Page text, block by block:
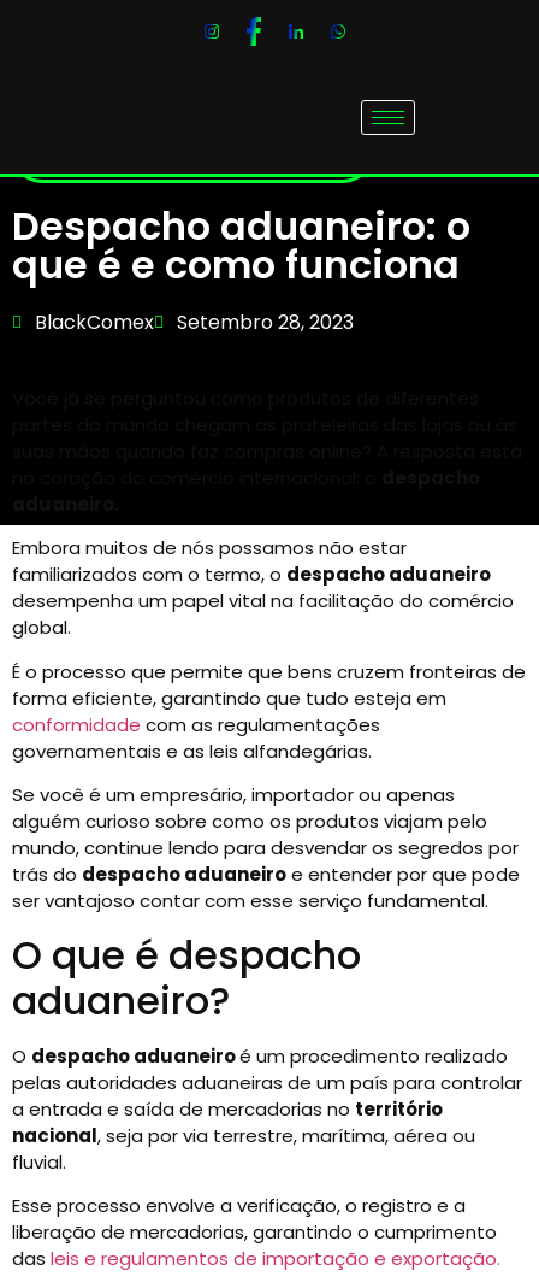
Despacho aduaneiro: o
que é e como funciona
BlackComex Setembro 28, 2023
Embora muitos de nós possamos não estar
familiarizados com o termo, o despacho aduaneiro
desempenha um papel vital na facilitação do comércio
global.
É o processo que permite que bens cruzem fronteiras de
forma eficiente, garantindo que tudo esteja em
conformidade com as regulamentações
governamentais e as leis alfandegárias.
Se você é um empresário, importador ou apenas
alguém curioso sobre como os produtos viajam pelo
mundo, continue lendo para desvendar os segredos por
trás do despacho aduaneiroe entender por que pode
ser vantajoso contar com esse serviço fundamental.
O que é despacho
aduaneiro?
O despacho aduaneiroé um procedimento realizado
pelas autoridades aduaneiras de um país para controlar
a entrada e saída de mercadorias no território
nacional, seja por via terrestre, marítima, aérea ou
fluvial.
Esse processo envolve a verificação, o registro e a
liberação de mercadorias, garantindo o cumprimento
das leis e regulamentos de importação e exportação.